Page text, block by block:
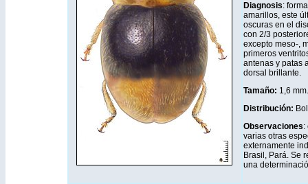
Diagnosis:
amarillos, este
oscuras en el
con 2/3
excepto meso-,
primeros
antenas y patas
dorsal brillante.
Tamaño: 1,6 mm.
Distribución:
Observaciones:
varias otras
externamente
Brasil, Pará. Se
una